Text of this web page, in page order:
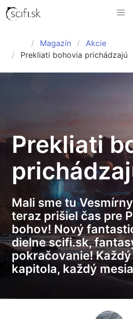
Magazín
Akcie
Prekliati bohovia prichádzajú
Prekliati
Mali sme tu
teraz prišiel čas pre
bohov! Nový
dielne scifi.sk,
pokračovanie!
kapitola, každý